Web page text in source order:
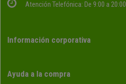
Atención Telefónica: De 9:00 a 20:00
Información corporativa
Ayuda a la compra